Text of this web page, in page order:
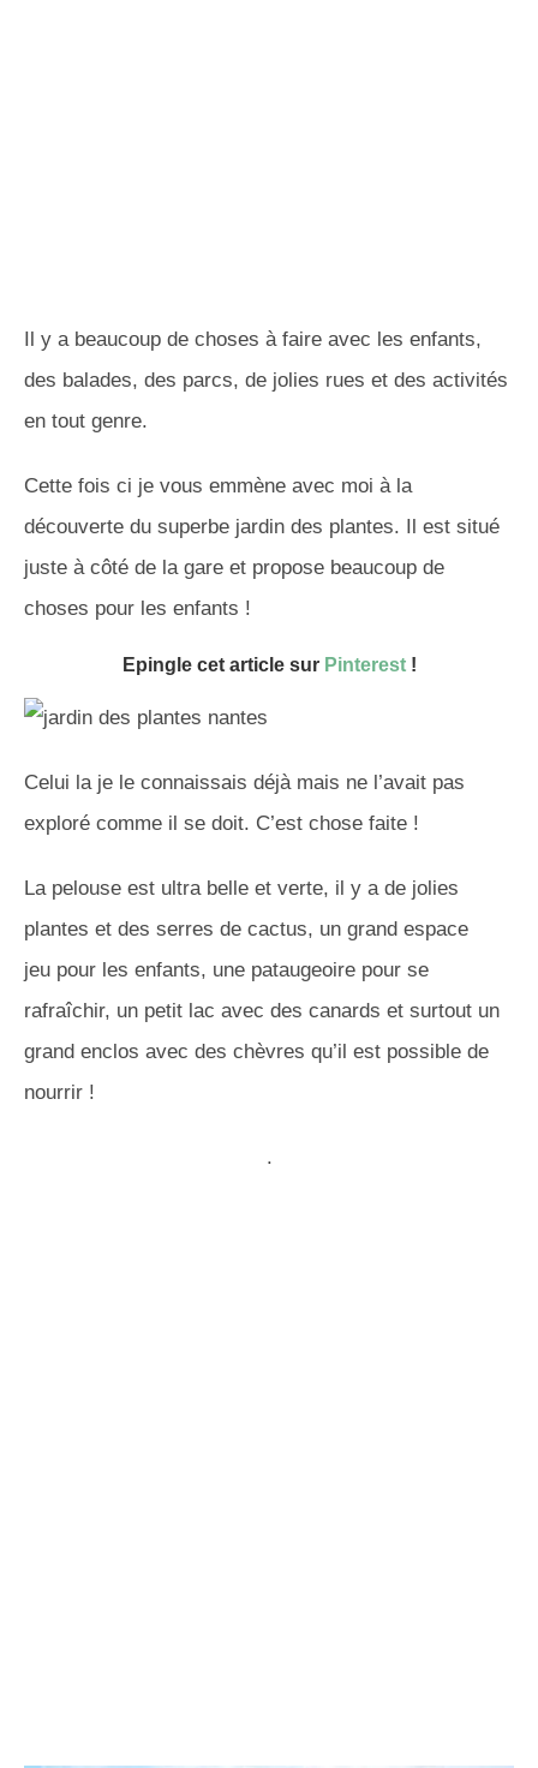
Il y a beaucoup de choses à faire avec les enfants,
des balades, des parcs, de jolies rues et des activités
en tout genre.
Cette fois ci je vous emmène avec moi à la
découverte du superbe jardin des plantes. Il est situé
juste à côté de la gare et propose beaucoup de
choses pour les enfants !
Epingle cet article sur Pinterest!
Celui la je le connaissais déjà mais ne l’avait pas
exploré comme il se doit. C’est chose faite !
La pelouse est ultra belle et verte, il y a de jolies
plantes et des serres de cactus, un grand espace
jeu pour les enfants, une pataugeoire pour se
rafraîchir, un petit lac avec des canards et surtout un
grand enclos avec des chèvres qu’il est possible de
nourrir !
.